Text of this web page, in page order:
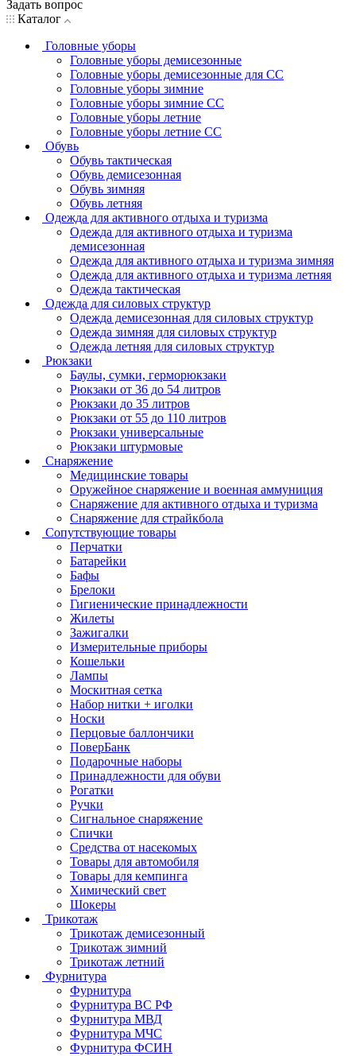
Задать вопрос
Каталог
Головные уборы
Головные уборы демисезонные
Головные уборы демисезонные для СС
Головные уборы зимние
Головные уборы зимние СС
Головные уборы летние
Головные уборы летние СС
Обувь
Обувь тактическая
Обувь демисезонная
Обувь зимняя
Обувь летняя
Одежда для активного отдыха и туризма
Одежда для активного отдыха и туризма
демисезонная
Одежда для активного отдыха и туризма зимняя
Одежда для активного отдыха и туризма летняя
Одежда тактическая
Одежда для силовых структур
Одежда демисезонная для силовых структур
Одежда зимняя для силовых структур
Одежда летняя для силовых структур
Рюкзаки
Баулы, сумки, герморюкзаки
Рюкзаки от 36 до 54 литров
Рюкзаки до 35 литров
Рюкзаки от 55 до 110 литров
Рюкзаки универсальные
Рюкзаки штурмовые
Снаряжение
Медицинские товары
Оружейное снаряжение и военная аммуниция
Снаряжение для активного отдыха и туризма
Снаряжение для страйкбола
Сопутствующие товары
Перчатки
Батарейки
Бафы
Брелоки
Гигиенические принадлежности
Жилеты
Зажигалки
Измерительные приборы
Кошельки
Лампы
Москитная сетка
Набор нитки + иголки
Носки
Перцовые баллончики
ПоверБанк
Подарочные наборы
Принадлежности для обуви
Рогатки
Ручки
Сигнальное снаряжение
Спички
Средства от насекомых
Товары для автомобиля
Товары для кемпинга
Химический свет
Шокеры
Трикотаж
Трикотаж демисезонный
Трикотаж зимний
Трикотаж летний
Фурнитура
Фурнитура
Фурнитура ВС РФ
Фурнитура МВД
Фурнитура МЧС
Фурнитура ФСИН